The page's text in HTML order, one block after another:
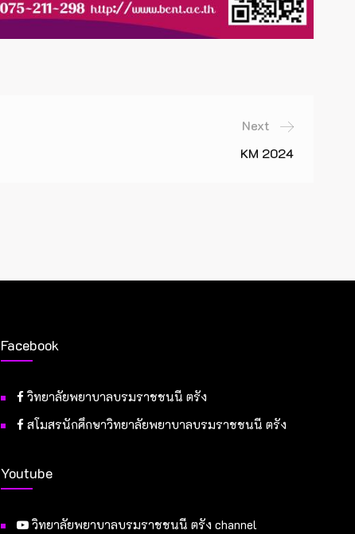
Next
KM 2024
Facebook
วิทยาลัยพยาบาลบรมราชชนนี ตรัง
สโมสรนักศึกษาวิทยาลัยพยาบาลบรมราชชนนี ตรัง
Youtube
วิทยาลัยพยาบาลบรมราชชนนี ตรัง channel